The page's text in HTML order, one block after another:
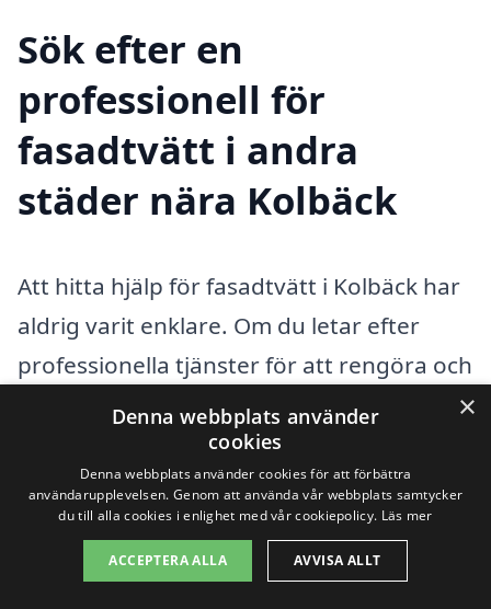
Sök efter en
professionell för
fasadtvätt i andra
städer nära Kolbäck
Att hitta hjälp för fasadtvätt i Kolbäck har
aldrig varit enklare. Om du letar efter
professionella tjänster för att rengöra och
fräscha upp fasaden på ditt hus eller
företag, erbjuder vi på xn--fasadtvtt-pris-
cib.se en plattform som hjälper dig att
jämföra olika företag i ditt närområde.
Fasadtvätt är en viktig del av underhållet
×
Denna webbplats använder
cookies
Denna webbplats använder cookies för att förbättra
användarupplevelsen. Genom att använda vår webbplats samtycker
du till alla cookies i enlighet med vår cookiepolicy. Läs mer
ACCEPTERA ALLA AVVISA ALLT